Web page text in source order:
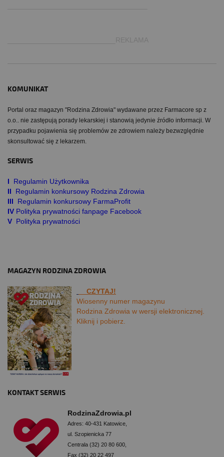
___________________________REKLAMA
KOMUNIKAT
Portal oraz magazyn "Rodzina Zdrowia" wydawane przez Farmacore sp z
o.o.. nie zastępują porady lekarskiej i stanowią jedynie źródło informacji. W
przypadku pojawienia się problemów ze zdrowiem należy bezwzględnie
skonsultować się z lekarzem.
SERWIS
I Regulamin Użytkownika
II
Regulamin konkursowy Rodzina Zdrowia
III
Regulamin konkursowy FarmaProfit
IV Polityka prywatności fanpage Facebook
V Polityka prywatności
MAGAZYN RODZINA ZDROWIA
CZYTAJ!
Wiosenny numer magazynu
Rodzina Zdrowia w wersji elektronicznej.
Kliknij i pobierz.
KONTAKT SERWIS
RodzinaZdrowia.pl
Adres: 40-431 Katowice,
ul. Szopienicka 77
Centrala (32) 20 80 600,
Fax (32) 20 22 497